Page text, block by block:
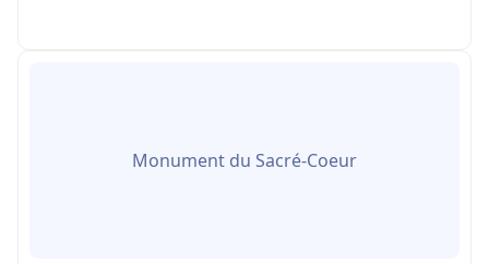
Monument du Sacré-Coeur